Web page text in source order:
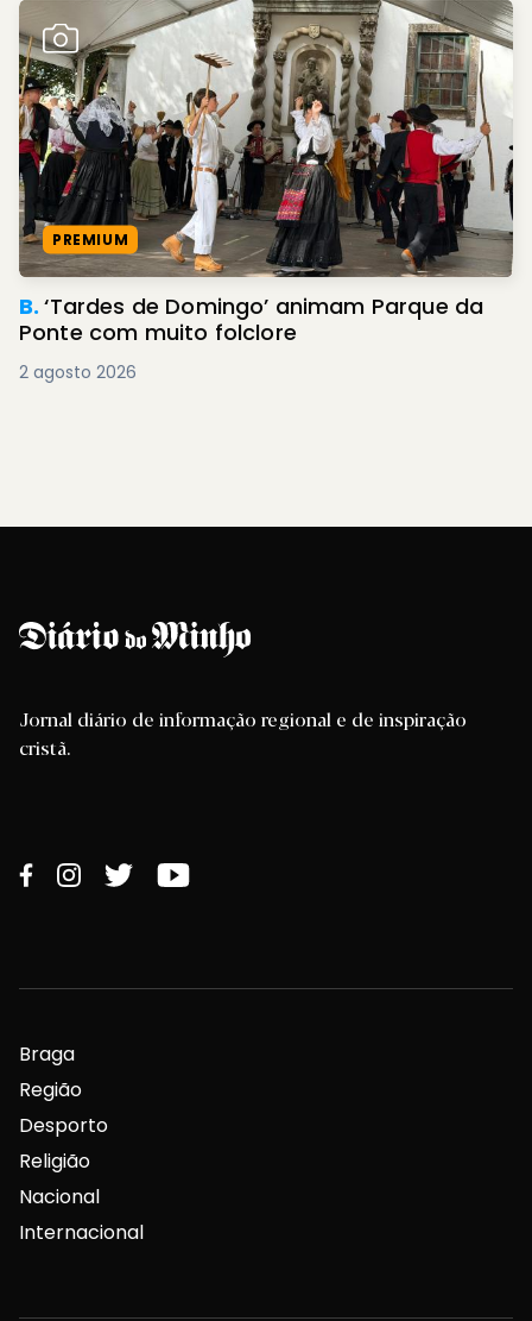
PREMIUM
B.‘Tardes de Domingo’ animam Parque da
Ponte com muito folclore
2 agosto 2026
Jornal diário de informação regional e de inspiração
cristã.
Braga
Região
Desporto
Religião
Nacional
Internacional